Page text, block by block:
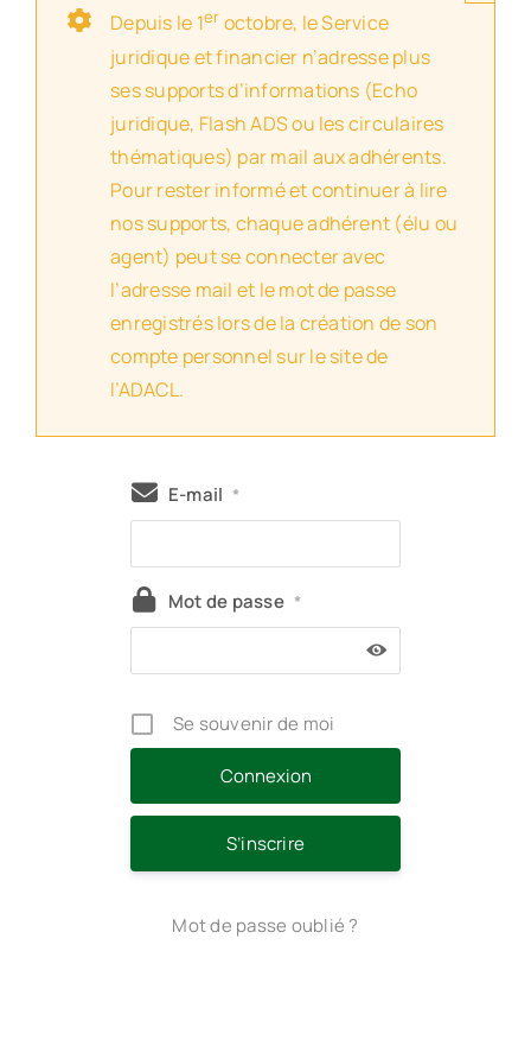
Depuis le 1er octobre, le Service
juridique et financier n’adresse plus
ses supports d’informations (Echo
juridique, Flash ADS ou les circulaires
thématiques) par mail aux adhérents.
Pour rester informé et continuer à lire
nos supports, chaque adhérent (élu ou
agent) peut se connecter avec
l’adresse mail et le mot de passe
enregistrés lors de la création de son
compte personnel sur le site de
l’ADACL.
E-mail *
Mot de passe *
Se souvenir de moi
S’inscrire
Mot de passe oublié ?